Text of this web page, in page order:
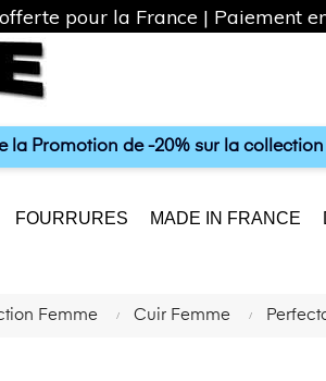
la Promotion de -20% sur la
FOURRURES MADE IN FRANCE
Femme Cuir Femme
pour la France | Paiement